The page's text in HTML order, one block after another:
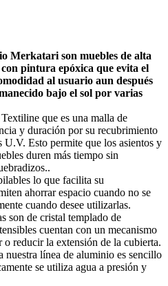
Merkatari son muebles de alta
pintura epóxica que evita el
al usuario aun después
bajo el sol por varias
que es una malla de
y duración por su recubrimiento
U.V. Esto permite que los asientos y
duren más tiempo sin
lo que facilita su
ahorrar espacio cuando no se
cuando desee utilizarlas.
son de cristal templado de
cuentan con un mecanismo
o reducir la extensión de la cubierta.
nuestra línea de aluminio es sencillo
se utiliza agua a presión y